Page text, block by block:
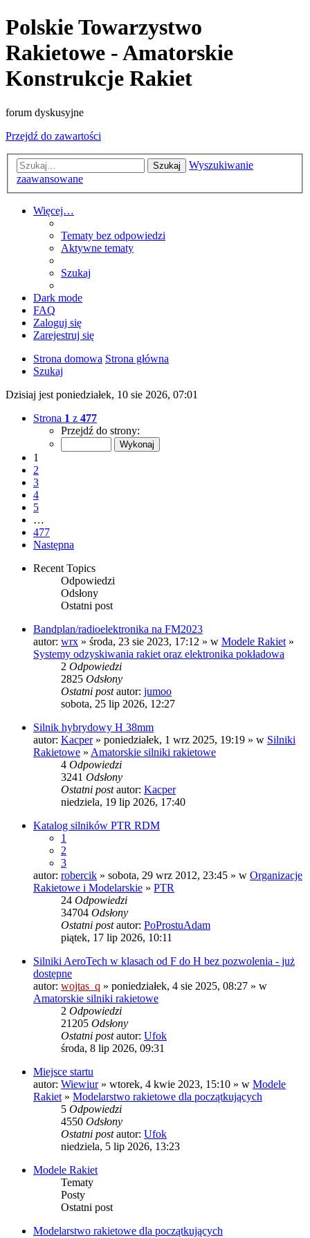
Polskie Towarzystwo
Rakietowe - Amatorskie
Konstrukcje Rakiet
forum dyskusyjne
Przejdź do zawartości
Szukaj
Wyszukiwanie
zaawansowane
Więcej…
Tematy bez odpowiedzi
Aktywne tematy
Szukaj
Dark mode
FAQ
Zaloguj się
Zarejestruj się
Strona domowa Strona główna
Szukaj
Dzisiaj jest poniedziałek, 10 sie 2026, 07:01
Strona 1 z 477
Przejdź do strony:
1
2
3
4
5
…
477
Następna
Recent Topics
Odpowiedzi
Odsłony
Ostatni post
Bandplan/radioelektronika na FM2023
autor: wrx » środa, 23 sie 2023, 17:12 » w Modele Rakiet»
Systemy odzyskiwania rakiet oraz elektronika pokładowa
2 Odpowiedzi
2825 Odsłony
Ostatni postautor: jumoo
sobota, 25 lip 2026, 12:27
Silnik hybrydowy H 38mm
autor: Kacper» poniedziałek, 1 wrz 2025, 19:19 » w Silniki
Rakietowe » Amatorskie silniki rakietowe
4 Odpowiedzi
3241 Odsłony
Ostatni postautor: Kacper
niedziela, 19 lip 2026, 17:40
Katalog silników PTR RDM
1
2
3
autor: robercik » sobota, 29 wrz 2012, 23:45 » w Organizacje
Rakietowe i Modelarskie » PTR
24 Odpowiedzi
34704 Odsłony
Ostatni postautor: PoProstuAdam
piątek, 17 lip 2026, 10:11
Silniki AeroTech w klasach od F do H bez pozwolenia - już
dostępne
autor: wojtas_q » poniedziałek, 4 sie 2025, 08:27 » w
Amatorskie silniki rakietowe
2 Odpowiedzi
21205 Odsłony
Ostatni postautor: Ufok
środa, 8 lip 2026, 09:31
Miejsce startu
autor: Wiewiur» wtorek, 4 kwie 2023, 15:10 » w Modele
Rakiet» Modelarstwo rakietowe dla początkujących
5 Odpowiedzi
4550 Odsłony
Ostatni postautor: Ufok
niedziela, 5 lip 2026, 13:23
Modele Rakiet
Tematy
Posty
Ostatni post
Modelarstwo rakietowe dla początkujących